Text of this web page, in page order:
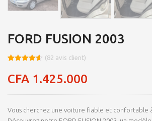
FORD FUSION 2003
sur 5
basé sur
client
(82 avis client)
CFA 1.425.000
Vous cherchez une voiture fiable et confortable